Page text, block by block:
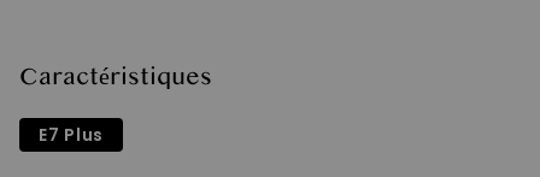
Caractéristiques
E7 Plus